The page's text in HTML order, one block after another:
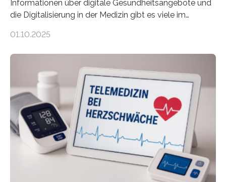
Informationen über digitale Gesundheitsangebote und
die Digitalisierung in der Medizin gibt es viele im
seriösen und wissenschaftlich abgesicherten Inhalten?
Forscherinnen der Technischen Universität Dresden
(TUD) richtet sich das Portal sowohl an Patientinnen
und Patienten, aber ebenso an medizinisches
Fachpersonal. Für all diese Zielgruppen bietet sie
speziell zugeschnittene Informationen, um deren
digitale Gesundheitskompetenz zu steigern. MiHUBx ist
01.10.2025